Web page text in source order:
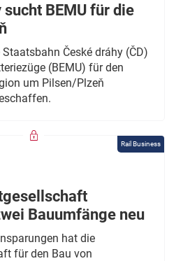
sucht BEMU für die
České dráhy (ČD)
(BEMU) für den
um Pilsen/Plzeň
Rail Business
Bauumfänge neu
hat die
für den Bau von